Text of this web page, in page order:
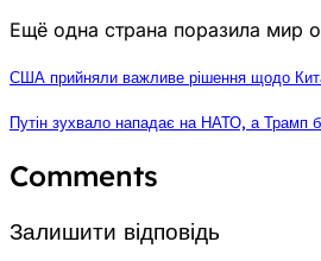
Ещё одна страна поразила мир
США прийняли важливе рішення щодо
Путін зухвало нападає на НАТО, а Трамп
Comments
Залишити відповідь